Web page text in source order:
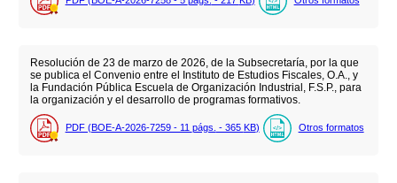
Resolución de 23 de marzo de 2026, de la Subsecretaría, por la que
se publica el Convenio entre el Instituto de Estudios Fiscales, O.A., y
la Fundación Pública Escuela de Organización Industrial, F.S.P., para
la organización y el desarrollo de programas formativos.
PDF (BOE-A-2026-7259 - 11 págs. - 365 KB) Otros formatos